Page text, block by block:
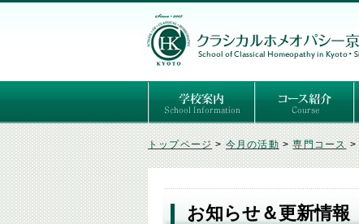
ごあいさつ
３つの基本理念
講師紹介
国際セミナー
ある日の学校生活（写真）
推薦者の声
よくあるご質問
予定表 はじめてのホメオ
セルフケアコース
専門コース（4年制
専門コース（通信
専門コース編入制
トップページ>今月の活動>専門コース
お知らせ＆更新情報